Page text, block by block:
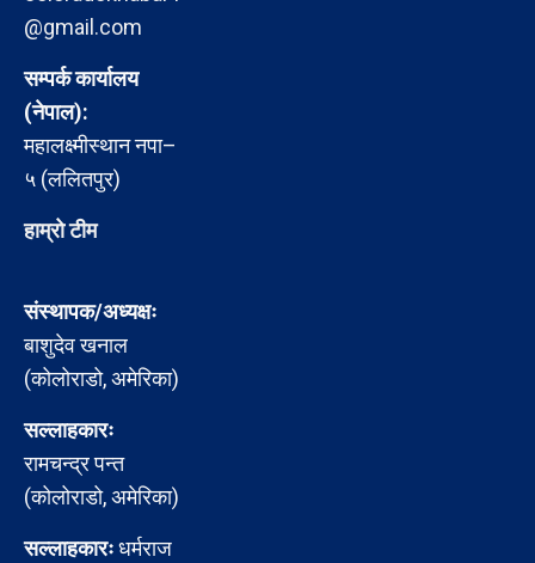
@gmail.com
सम्पर्क कार्यालय
(नेपाल):
महालक्ष्मीस्थान नपा–
५ (ललितपुर)
हाम्रो टीम
संस्थापक/अध्यक्षः
बाशुदेव खनाल
(कोलोराडो, अमेरिका)
सल्लाहकारः
रामचन्द्र पन्त
(कोलोराडो, अमेरिका)
सल्लाहकारःधर्मराज